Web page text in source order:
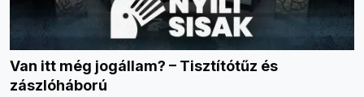
Van itt még jogállam? – Tisztítótűz és
zászlóháború